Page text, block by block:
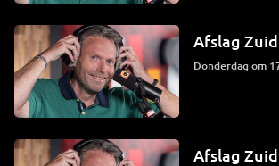
Afslag Zuid
donderdag om
Afslag Zuid